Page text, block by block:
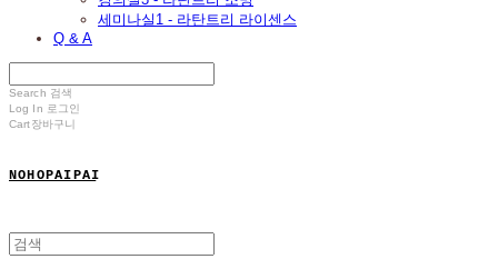
세미나실1 - 라탄트리 라이센스
Q & A
Search 검색
Log In 로그인
Cart장바구니
N O H O P A I P A I